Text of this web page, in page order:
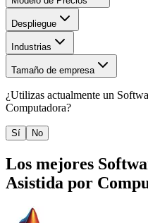
Despliegue
Industrias
Tamaño de empresa
¿Utilizas actualmente un
Computadora?
Sí No
Los mejores
Asistida por